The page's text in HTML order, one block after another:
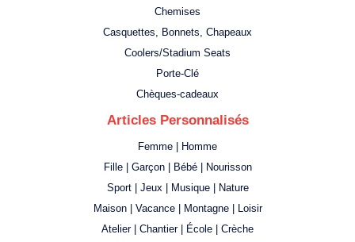
Chemises
Casquettes, Bonnets, Chapeaux
Coolers/Stadium Seats
Porte-Clé
Chèques-cadeaux
Articles Personnalisés
Femme | Homme
Fille | Garçon | Bébé | Nourisson
Sport | Jeux | Musique | Nature
Maison | Vacance | Montagne | Loisir
Atelier | Chantier | École | Crèche